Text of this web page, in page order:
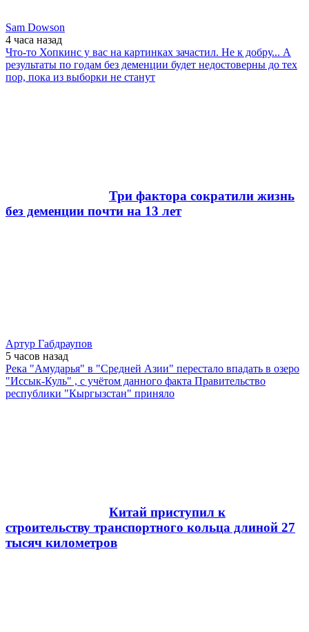
Sam Dowson
4 часа назад
Что-то Хопкинс у вас на картинках зачастил. Не к добру... А
результаты по годам без деменции будет недостоверны до тех
пор, пока из выборки не станут
Три фактора сократили жизнь
без деменции почти на 13 лет
Артур Габдраупов
5 часов назад
Река "Амударья" в "Средней Азии" перестало впадать в озеро
"Иссык-Куль" , с учётом данного факта Правительство
республики "Кыргызстан" приняло
Китай приступил к
строительству транспортного кольца длиной 27
тысяч километров